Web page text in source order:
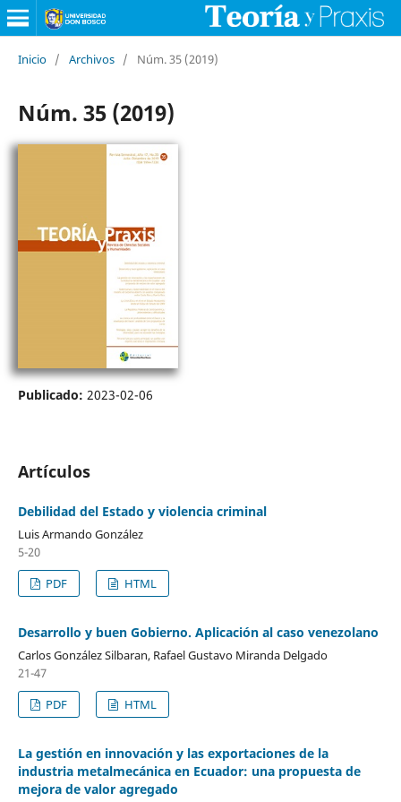
Inicio / Archivos / Núm. 35 (2019)
Núm. 35 (2019)
Publicado: 2023-02-06
Artículos
Debilidad del Estado y violencia criminal
Luis Armando González
5-20
PDF
HTML
Desarrollo y buen Gobierno. Aplicación al caso venezolano
Carlos González Silbaran, Rafael Gustavo Miranda Delgado
21-47
PDF
HTML
La gestión en innovación y las exportaciones de la
industria metalmecánica en Ecuador: una propuesta de
mejora de valor agregado